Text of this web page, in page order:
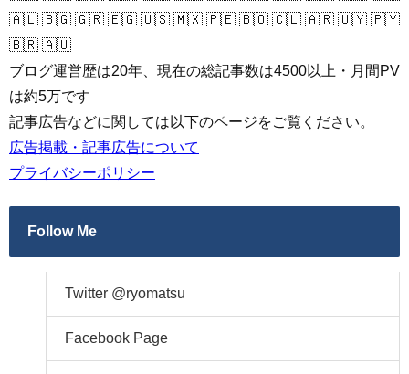
🇦🇱 🇧🇬 🇬🇷 🇪🇬 🇺🇸 🇲🇽 🇵🇪 🇧🇴 🇨🇱 🇦🇷 🇺🇾 🇵🇾
🇧🇷 🇦🇺
ブログ運営歴は20年、現在の総記事数は4500以上・月間PV
は約5万です
記事広告などに関しては以下のページをご覧ください。
広告掲載・記事広告について
プライバシーポリシー
Follow Me
Twitter @ryomatsu
Facebook Page